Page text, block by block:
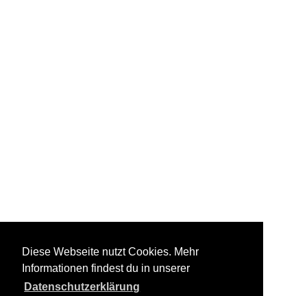
Diese Webseite nutzt Cookies. Mehr
Informationen findest du in unserer
Datenschutzerklärung